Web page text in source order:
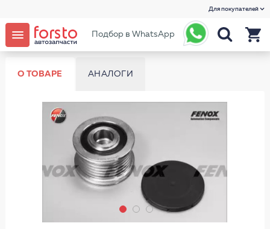
Для покупателей
Подбор в WhatsApp
О ТОВАРЕ АНАЛОГИ